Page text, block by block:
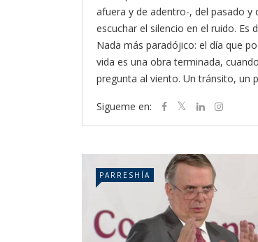
afuera y de adentro-, del pasado y
escuchar el silencio en el ruido. Es
Nada más paradójico: el día que
vida es una obra terminada,
pregunta al viento. Un tránsito, un
Sigueme en:
PARRESHÍA